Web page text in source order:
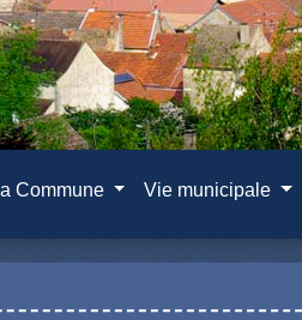
Commune Vie municipale